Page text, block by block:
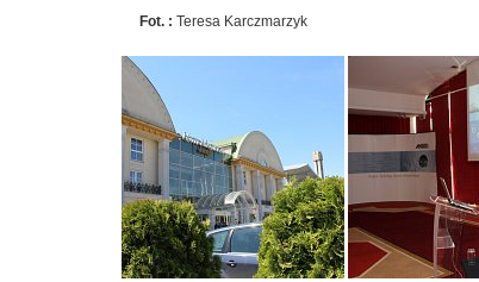
Fot. : Teresa Karczmarzyk